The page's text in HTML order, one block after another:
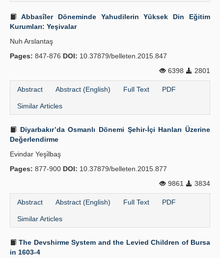
Abbasîler Döneminde Yahudilerin Yüksek Din Eğitim
Kurumları: Yeşivalar
Nuh Arslantaş
Pages: 847-876 DOI: 10.37879/belleten.2015.847
6398
2801
Abstract Abstract (English) Full Text PDF
Similar Articles
Diyarbakır’da Osmanlı Dönemi Şehir-İçi Hanları Üzerine
Değerlendirme
Evindar Yeşi̇lbaş
Pages: 877-900 DOI: 10.37879/belleten.2015.877
9861
3834
Abstract Abstract (English) Full Text PDF
Similar Articles
The Devshirme System and the Levied Children of Bursa
in 1603-4